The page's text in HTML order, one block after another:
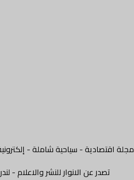
مجلة اقتصادية - سياحية شاملة -
تصدر عن الانوار للنشر والاعلام -